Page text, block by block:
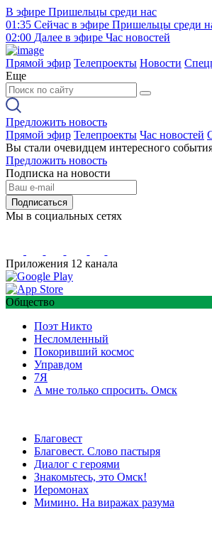
В эфире Пришельцы среди нас
01:35 Сейчас в эфире Пришельцы среди
02:00 Далее в эфире Час новостей
Прямой эфир Телепроекты Новости
Еще
Предложить новость
Прямой эфир Телепроекты Час новостей
Вы стали очевидцем интересного
Предложить новость
Подписка на новости
Подписаться
Мы в социальных сетях
Приложения 12 канала
Общество
Поэт Никто
Несломленный
Покоривший космос
Управдом
7Я
А мне только спросить. Омск
Благовест
Благовест. Слово пастыря
Диалог с героями
Знакомьтесь, это Омск!
Иеромонах
Мимино. На виражах разума